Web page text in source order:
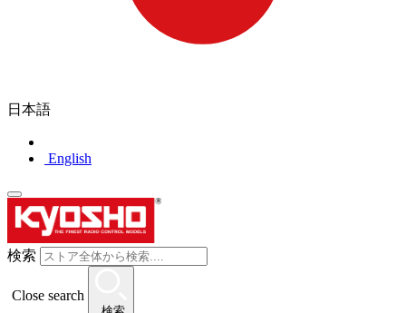
日本語
English
検索
Close search